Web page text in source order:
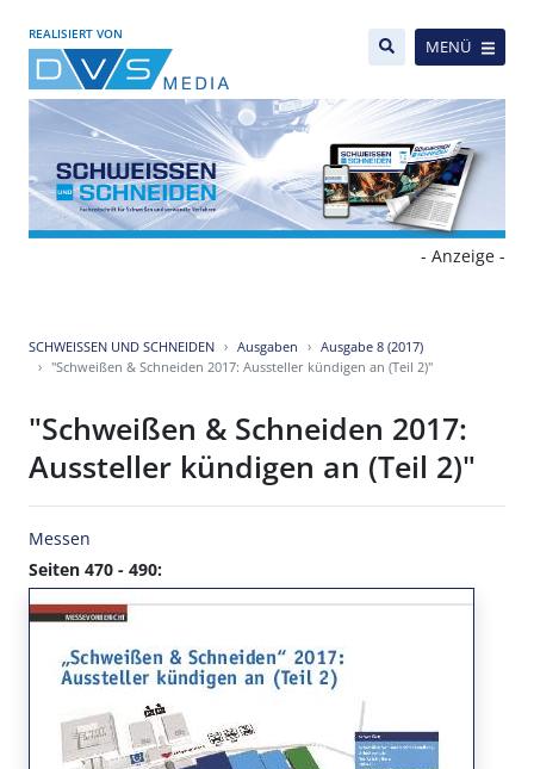
REALISIERT VON
MENÜ
- Anzeige -
SCHWEISSEN UND SCHNEIDEN Ausgaben
Ausgabe 8 (2017)
"Schweißen & Schneiden 2017: Aussteller kündigen an (Teil 2)"
"Schweißen & Schneiden 2017:
Aussteller kündigen an (Teil 2)"
Messen
Seiten 470 - 490: